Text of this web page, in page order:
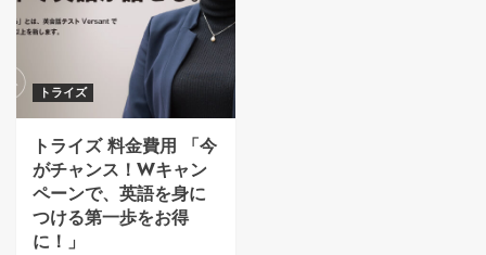
トライズ
トライズ 料金費用 「今
がチャンス！Wキャン
ペーンで、英語を身に
つける第一歩をお得
に！」